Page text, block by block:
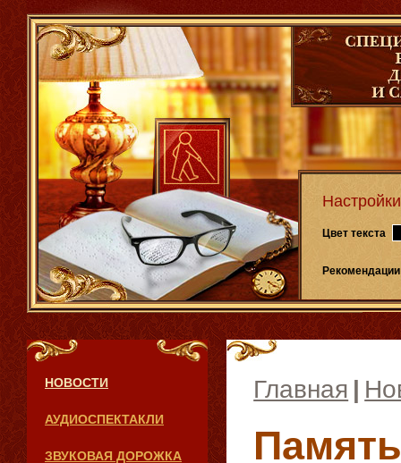
НОВОСТИ
АУДИОСПЕКТАКЛИ
ЗВУКОВАЯ ДОРОЖКА
Главная |
Цвет текста